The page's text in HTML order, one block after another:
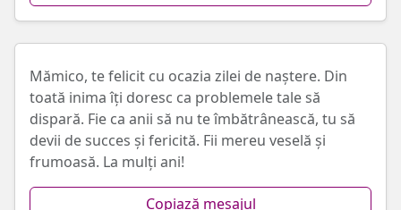
Mămico, te felicit cu ocazia zilei de naștere. Din
toată inima îți doresc ca problemele tale să
dispară. Fie ca anii să nu te îmbătrânească, tu să
devii de succes şi fericită. Fii mereu veselă și
frumoasă. La mulți ani!
Copiază mesajul